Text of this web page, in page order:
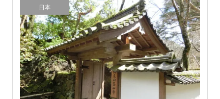
日本